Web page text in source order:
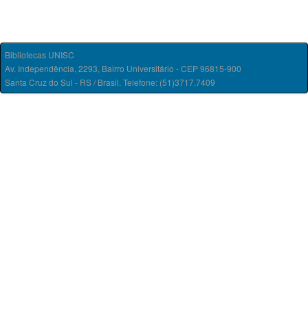
Bibliotecas UNISC
Av. Independência, 2293, Bairro Universitário - CEP 96815-900
Santa Cruz do Sul - RS / Brasil. Telefone: (51)3717.7409